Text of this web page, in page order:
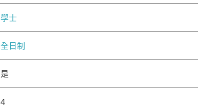
學士
全日制
是
4